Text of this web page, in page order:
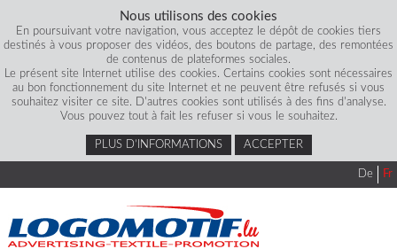
Nous utilisons des cookies
En poursuivant votre navigation, vous acceptez le dépôt de cookies tiers
destinés à vous proposer des vidéos, des boutons de partage, des remontées
de contenus de plateformes sociales.
Le présent site Internet utilise des cookies. Certains cookies sont nécessaires
au bon fonctionnement du site Internet et ne peuvent être refusés si vous
souhaitez visiter ce site. D'autres cookies sont utilisés à des fins d'analyse.
Vous pouvez tout à fait les refuser si vous le souhaitez.
PLUS D’INFORMATIONS ACCEPTER
De Fr